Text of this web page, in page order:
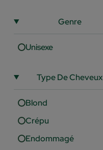
Genre
Unisexe
Type De Cheveux
Blond
Crépu
Endommagé